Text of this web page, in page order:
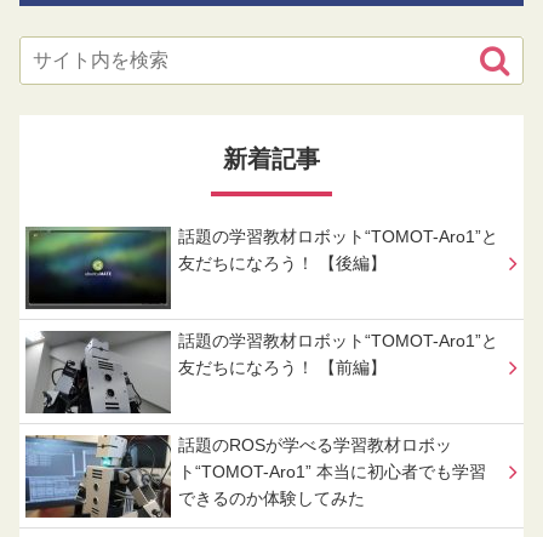
新着記事
話題の学習教材ロボット“TOMOT-Aro1”と
友だちになろう！ 【後編】
話題の学習教材ロボット“TOMOT-Aro1”と
友だちになろう！ 【前編】
話題のROSが学べる学習教材ロボッ
ト“TOMOT-Aro1” 本当に初心者でも学習
できるのか体験してみた